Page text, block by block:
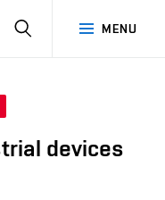
MENU
devices